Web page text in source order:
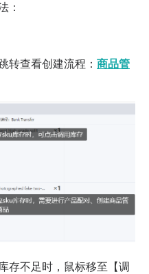
：
转查看创建流程： 商品管
存不足时，鼠标移至【调